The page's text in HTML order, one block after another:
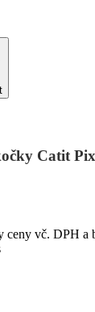
Catit
vč. DPH a